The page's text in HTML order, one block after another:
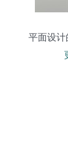
平面设计